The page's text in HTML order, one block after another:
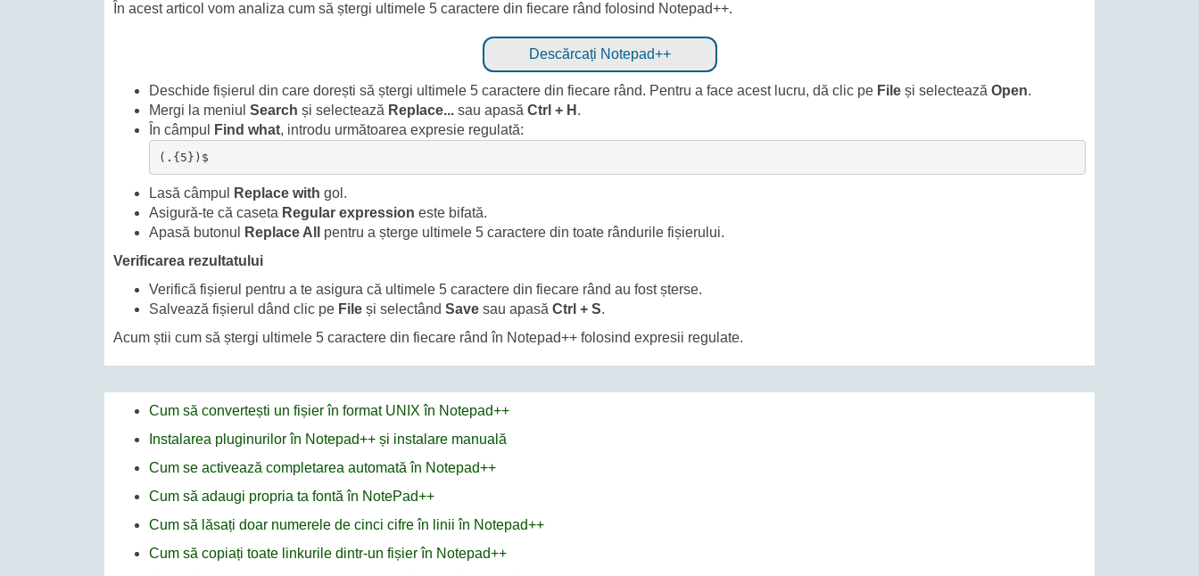
În acest articol vom analiza cum să ștergi ultimele 5 caractere din fiecare rând folosind Notepad++.
Descărcați Notepad++
Deschide fișierul din care dorești să ștergi ultimele 5 caractere din fiecare rând. Pentru a face acest lucru, dă clic pe File și selectează Open.
Mergi la meniul Search și selectează Replace... sau apasă Ctrl + H .
În câmpul
Find what, introdu următoarea expresie regulată:
(.{5})$
Lasă câmpul Replace with gol.
Asigură-te că caseta Regular expression este bifată.
Apasă butonul
Replace All
pentru a șterge ultimele 5 caractere din toate rândurile fișierului.
Verificarea rezultatului
Verifică fișierul pentru a te asigura că ultimele 5 caractere din fiecare rând au fost șterse.
Salvează fișierul dând clic pe File și selectând Save sau apasă Ctrl + S.
Acum știi cum să ștergi ultimele 5 caractere din fiecare rând în Notepad++ folosind expresii regulate.
Cum să convertești un fișier în format UNIX în Notepad++
Instalarea pluginurilor în Notepad++ și instalare manuală
Cum se activează completarea automată în Notepad++
Cum să adaugi propria ta fontă în NotePad++
Cum să lăsați doar numerele de cinci cifre în linii în Notepad++
Cum să copiați toate linkurile dintr-un fișier în Notepad++